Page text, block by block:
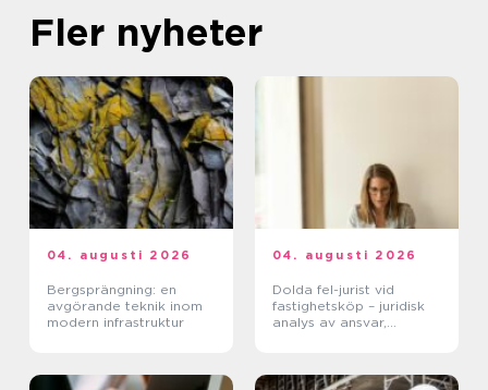
Fler nyheter
04. augusti 2026
Bergsprängning: en
avgörande teknik inom
modern infrastruktur
04. augusti 2026
Dolda fel-jurist vid
fastighetsköp – juridisk
analys av ansvar,